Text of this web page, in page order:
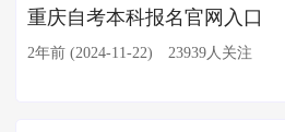
重庆自考本科报名官网入口
2年前 (2024-11-22) 23939人关注